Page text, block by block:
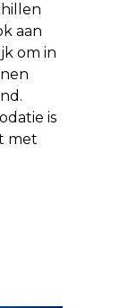
aan
om in
is
met